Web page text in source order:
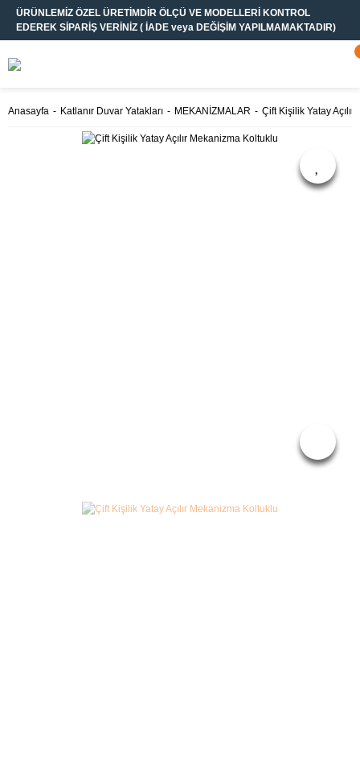
ÜRÜNLEMİZ ÖZEL ÜRETİMDİR ÖLÇÜ VE MODELLERİ KONTROL
EDEREK SİPARİŞ VERİNİZ ( İADE veya DEĞİŞİM YAPILMAMAKTADIR)
Anasayfa Katlanır Duvar Yatakları MEKANİZMALAR Çift Kişilik Yatay